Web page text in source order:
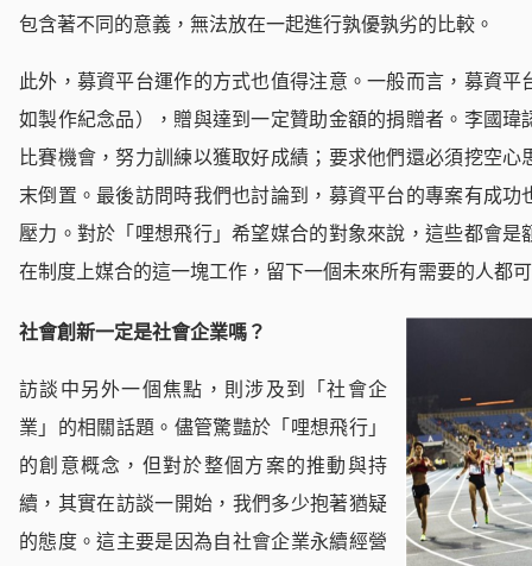
包含著不同的意義，無法放在一起進行孰優孰劣的比較。
此外，募資平台運作的方式也值得注意。一般而言，募資
如製作紀念品），贈與達到一定贊助金額的捐贈者。李國
比賽機會，努力訓練以獲取好成績；要求他們還必須挖空
末倒置。最後訪問時我們也討論到，募資平台的專案有成
壓力。對於「哩想飛行」希望媒合的對象來說，這些都會
在制度上媒合的這一塊工作，留下一個未來所有需要的人都
社會創新一定是社會企業嗎？
訪談中另外一個焦點，則涉及到「社會企
業」的相關話題。儘管驚豔於「哩想飛行」
的創意概念，但對於整個方案的推動與持
續，其實在訪談一開始，我們多少抱著猶疑
的態度。這主要是因為自社會企業永續經營